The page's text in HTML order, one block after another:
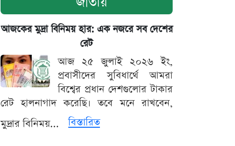
আজকের মুদ্রা বিনিময় হার: এক নজরে সব দেশের
রেট
আজ ২৫ জুলাই ২০২৬ ইং,
প্রবাসীদের সুবিধার্থে আমরা
বিশ্বের প্রধান দেশগুলোর টাকার
রেট হালনাগাদ করেছি। তবে মনে রাখবেন,
মুদ্রার বিনিময়...
বিস্তারিত